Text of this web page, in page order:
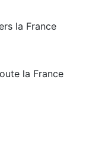
la France
la France